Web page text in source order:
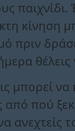
κίνηση
πριν
μπορεί
πού
ανεχτείς